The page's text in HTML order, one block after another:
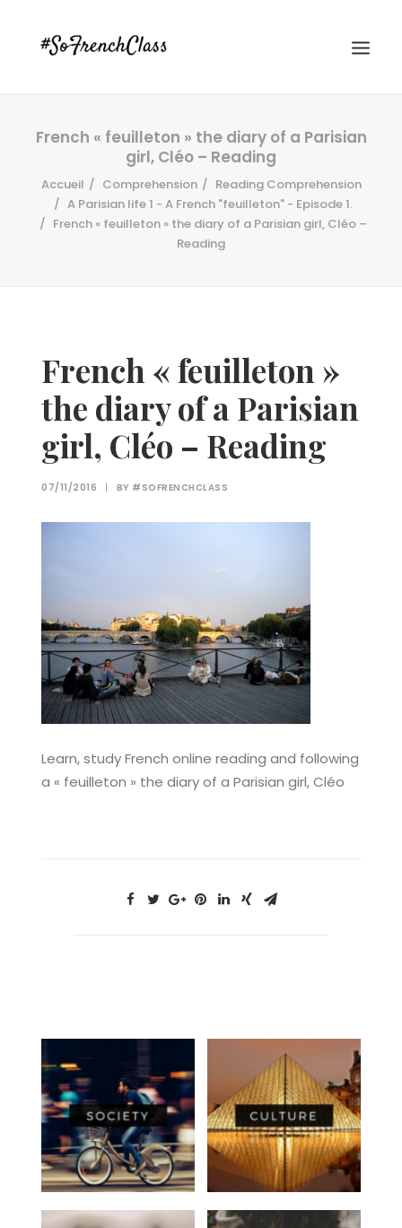
#SOFRENCHCLASS PRIVACY POLICY
French « feuilleton » the diary of a Parisian
girl, Cléo – Reading
Accueil Comprehension
Reading Comprehension
A Parisian life 1 - A French "feuilleton" - Episode 1.
French « feuilleton » the diary of a Parisian girl, Cléo –
Reading
French « feuilleton »
the diary of a Parisian
girl, Cléo – Reading
07/11/2016 | BY #SOFRENCHCLASS
Learn, study French online reading and following
a « feuilleton » the diary of a Parisian girl, Cléo